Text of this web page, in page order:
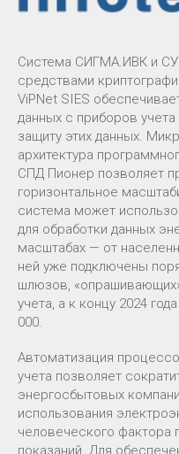
Система СИГМА.ИВК и
средствами
ViPNet SIES
данных с приборов
защиту этих данных.
архитектура
СПД Пионер позволяет
горизонтальное
система может
для обработки данных
масштабах — от
ней уже подключены
шлюзов,
учета, а к концу 2024
000.
Автоматизация
учета позволяет
энергосбытовых
использования
человеческого фактора
показаний. Для